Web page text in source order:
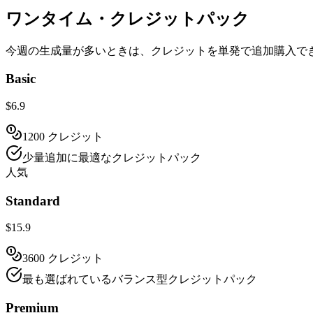
ワンタイム・クレジットパック
今週の生成量が多いときは、クレジットを単発で追加購入で
Basic
$6.9
1200 クレジット
少量追加に最適なクレジットパック
人気
Standard
$15.9
3600 クレジット
最も選ばれているバランス型クレジットパック
Premium